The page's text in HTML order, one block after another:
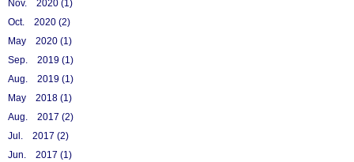
Nov. 2020 (1)
Oct. 2020 (2)
May 2020 (1)
Sep. 2019 (1)
Aug. 2019 (1)
May 2018 (1)
Aug. 2017 (2)
Jul. 2017 (2)
Jun. 2017 (1)